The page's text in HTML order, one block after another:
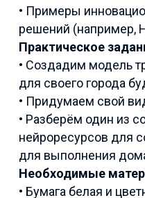
• Примеры
решений (например,
Практическое
• Создадим модель
для своего города
• Придумаем свой
• Разберём один из
нейроресурсов для
для выполнения
Необходимые
• Бумага белая и